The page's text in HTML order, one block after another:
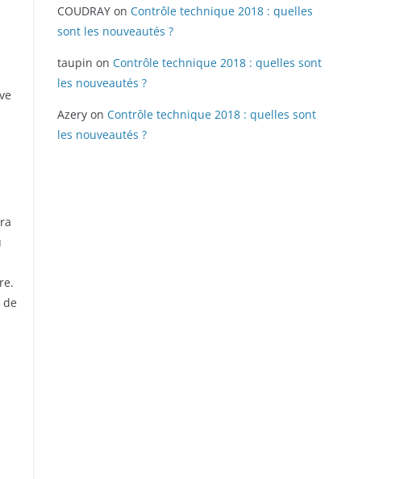
de
COUDRAY on Contrôle technique 2018 : quelles
sont les nouveautés ?
taupin on Contrôle technique 2018 : quelles sont
les nouveautés ?
Azery on Contrôle technique 2018 : quelles sont
les nouveautés ?